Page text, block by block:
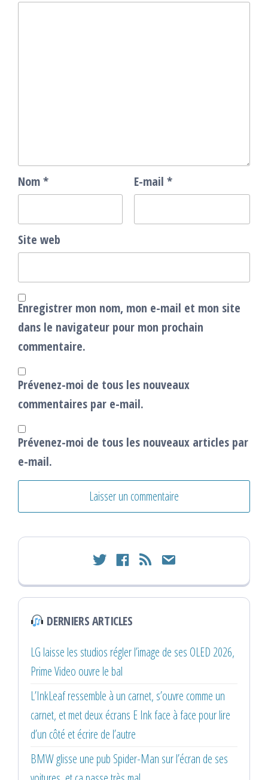
Nom* E-mail *
Site web
Enregistrer mon nom, mon e-mail et mon site
dans le navigateur pour mon prochain
commentaire.
Prévenez-moi de tous les nouveaux
commentaires par e-mail.
Prévenez-moi de tous les nouveaux articles par
e-mail.
twitter facebook
rss email
DERNIERS ARTICLES
LG laisse les studios régler l’image de ses OLED 2026,
Prime Video ouvre le bal
L’InkLeaf ressemble à un carnet, s’ouvre comme un
carnet, et met deux écrans E Ink face à face pour lire
d’un côté et écrire de l’autre
BMW glisse une pub Spider-Man sur l’écran de ses